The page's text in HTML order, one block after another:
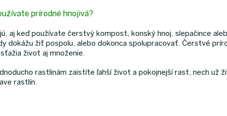
prírodné hnojivá?
aj keď používate čerstvý kompost, konský hnoj, slepačince
dokážu žiť pospolu, alebo dokonca spolupracovať. Čerstvé
život aj množenie.
rastlinám zaistíte ľahší život a pokojnejší rast, nech
rastlín.